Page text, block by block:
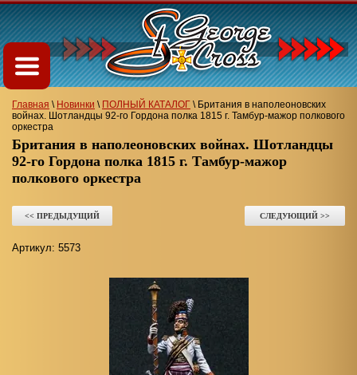
Главная \ Новинки \ ПОЛНЫЙ КАТАЛОГ \ Британия в наполеоновских
войнах. Шотландцы 92-го Гордона полка 1815 г. Тамбур-мажор полкового
оркестра
Британия в наполеоновских войнах. Шотландцы
92-го Гордона полка 1815 г. Тамбур-мажор
полкового оркестра
<< ПРЕДЫДУЩИЙ СЛЕДУЮЩИЙ >>
Артикул: 5573